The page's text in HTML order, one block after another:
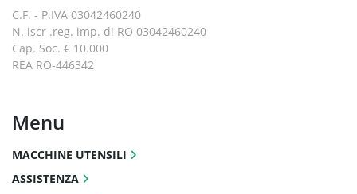
C.F. - P.IVA 03042460240
N. iscr .reg. imp. di RO 03042460240
Cap. Soc. € 10.000
REA RO-446342
Menu
MACCHINE UTENSILI
ASSISTENZA